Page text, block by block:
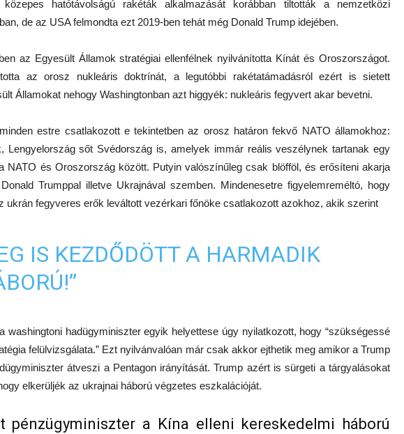
hatótávolságú rakéták alkalmazását korábban tiltották a nemzetközi
de az USA felmondta ezt 2019-ben tehát még Donald Trump idejében.
az Egyesült Államok stratégiai ellenfélnek nyilvánította Kínát és Oroszországot.
az orosz nukleáris doktrínát, a legutóbbi rakétatámadásról ezért is sietett
Államokat nehogy Washingtonban azt higgyék: nukleáris fegyvert akar bevetni.
estre csatlakozott e tekintetben az orosz határon fekvő NATO államokhoz:
Lengyelország sőt Svédország is, amelyek immár reális veszélynek tartanak egy
NATO és Oroszország között. Putyin valószínűleg csak blöfföl, és erősíteni akarja
Trumppal illetve Ukrajnával szemben. Mindenesetre figyelemreméltó, hogy
ukrán fegyveres erők leváltott vezérkari főnöke csatlakozott azokhoz, akik szerint
IS KEZDŐDÖTT A HARMADIK
washingtoni hadügyminiszter egyik helyettese úgy nyilatkozott, hogy “szükségessé
felülvizsgálata.” Ezt nyilvánvalóan már csak akkor ejthetik meg amikor a Trump
átveszi a Pentagon irányítását. Trump azért is sürgeti a tárgyalásokat
elkerüljék az ukrajnai háború végzetes eszkalációját.
pénzügyminiszter a Kína elleni kereskedelmi háború